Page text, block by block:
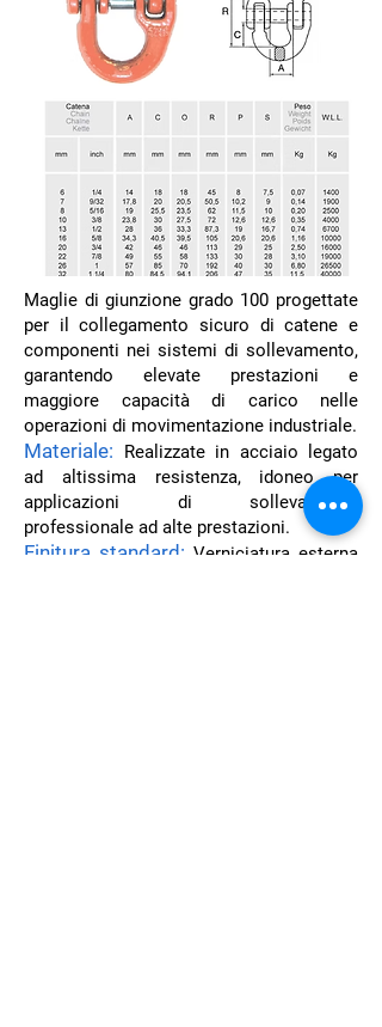
Maglie di giunzione grado 100 progettate
per il collegamento sicuro di catene e
componenti nei sistemi di sollevamento,
garantendo elevate prestazioni e
maggiore capacità di carico nelle
operazioni di movimentazione industriale.
Materiale: Realizzate in acciaio legato
ad altissima resistenza, idoneo per
applicazioni di sollevamento
professionale ad alte prestazioni.
Finitura standard: Verniciatura esterna